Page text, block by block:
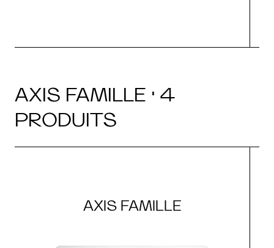
AXIS FAMILLE · 4
PRODUITS
AXIS FAMILLE